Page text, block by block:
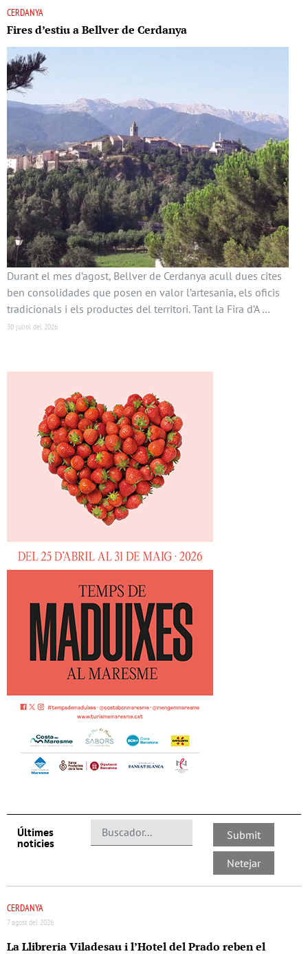
CERDANYA
Fires d’estiu a Bellver de Cerdanya
Durant el mes d’agost, Bellver de Cerdanya acull dues cites
ben consolidades que posen en valor l’artesania, els oficis
tradicionals i els productes del territori. Tant la Fira d’A …
30 juliol del 2026
Últimes
noticies
CERDANYA
7 agost del 2026
La Llibreria Viladesau i l’Hotel del Prado reben el